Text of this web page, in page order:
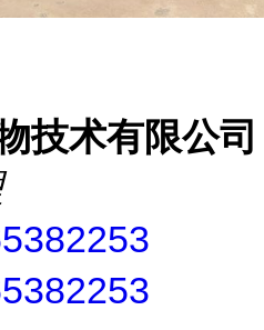
技术有限公司